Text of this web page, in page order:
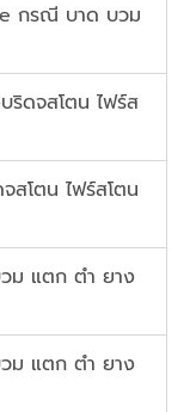
กรณี บาด บวม
ริดจสโตน ไฟร์ส
สโตน ไฟร์สโตน
ม แตก ตำ ยาง
ม แตก ตำ ยาง